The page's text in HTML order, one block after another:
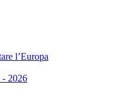
l’Europa
- 2026